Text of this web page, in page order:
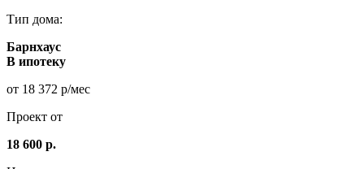
Тип дома:
Барнхаус
В ипотеку
от 18 372 р/мес
Проект от
18 600 р.